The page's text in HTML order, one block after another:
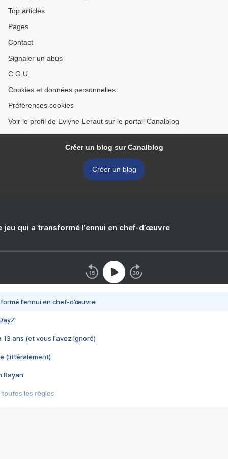
Top articles
Pages
Contact
Signaler un abus
C.G.U.
Cookies et données personnelles
Préférences cookies
Voir le profil de Evlyne-Leraut sur le portail Canalblog
Créer un blog sur Canalblog
Créer un blog
jeu qui a transformé l’ennui en chef-d’œuvre
l’ennui en chef-d’œuvre
13 ans (et vous l'avez ignoré)
(littéralement)
Rayan
toutes les règles